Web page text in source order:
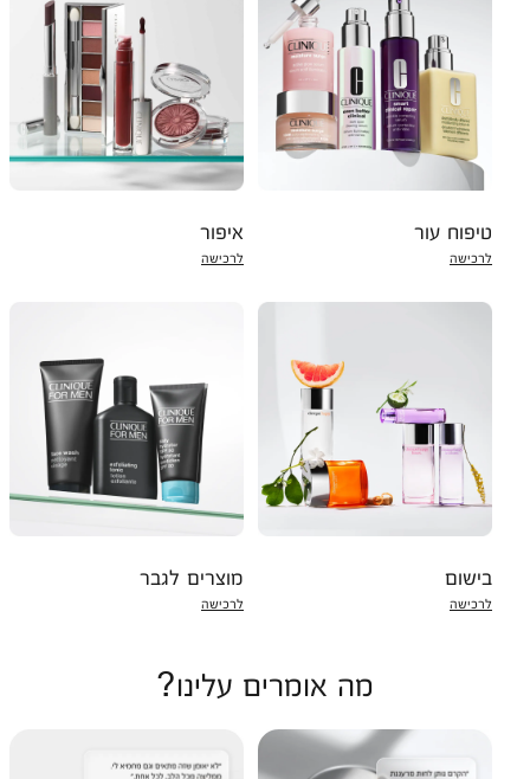
טיפוח עור
לרכישה
איפור
לרכישה
בישום
לרכישה
מוצרים לגבר
לרכישה
מה אומרים עלינו?